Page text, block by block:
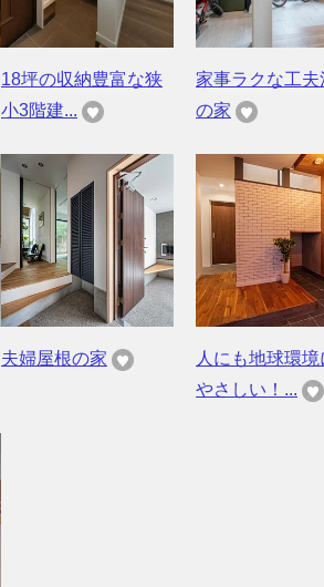
18坪の収納豊富な狭
小3階建...
家事ラクな工夫
の家
夫婦屋根の家
人にも地球環
やさしい！...